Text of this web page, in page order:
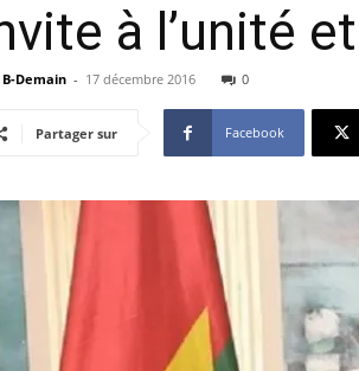
à l’unité
B-Demain - 17 décembre 2016 0
Partager sur Facebook